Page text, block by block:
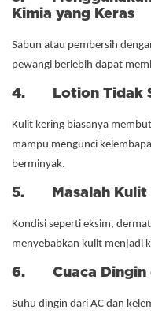
Kimia yang Keras
Sabun atau pembersih
pewangi berlebih dapat
4. Lotion Tidak
Kulit kering biasanya
mampu mengunci
berminyak.
5. Masalah Kulit
Kondisi seperti eksim,
menyebabkan kulit menjadi
6. Cuaca Dingin
Suhu dingin dari AC dan